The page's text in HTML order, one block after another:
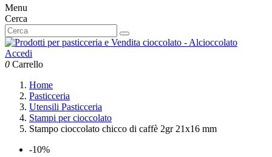
Menu
Cerca
Accedi
0 Carrello
Home
Pasticceria
Utensili Pasticceria
Stampi per cioccolato
Stampo cioccolato chicco di caffè 2gr 21x16 mm
-10%